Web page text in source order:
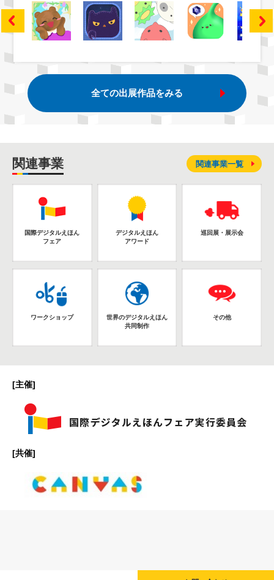
全ての出展作品をみる
関連事業
国際デジタルえほん
フェア
デジタルえほん
アワード
巡回展・展示会
ワークショップ
世界のデジタルえほん
共同制作
その他
関連事業一覧
[主催]
[共催]